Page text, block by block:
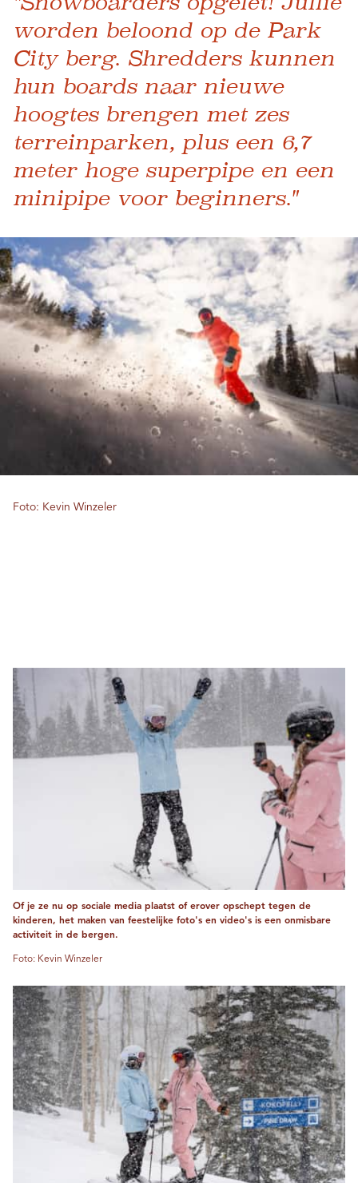
worden beloond op de Park
City berg. Shredders kunnen
hun boards naar nieuwe
hoogtes brengen met zes
terreinparken, plus een 6,7
meter hoge superpipe en een
minipipe voor beginners."
Foto: Kevin Winzeler
Of je ze nu op sociale media plaatst of erover opschept tegen de
kinderen, het maken van feestelijke foto's en video's is een onmisbare
activiteit in de bergen.
Foto: Kevin Winzeler